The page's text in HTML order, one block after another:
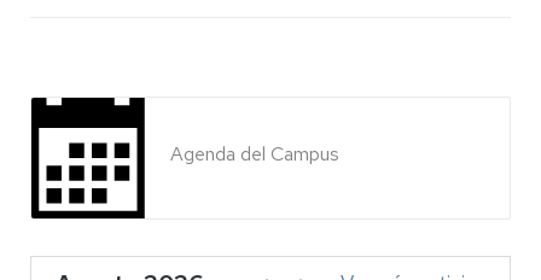
Agenda del Campus